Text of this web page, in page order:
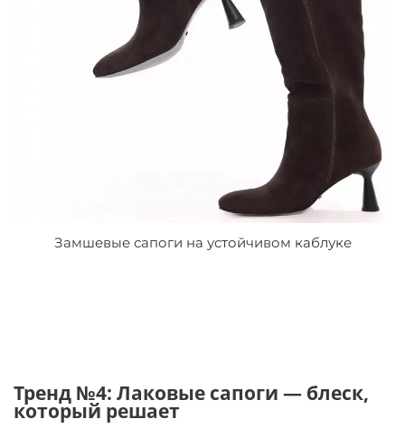
Замшевые сапоги на устойчивом каблуке
Тренд №4: Лаковые сапоги — блеск,
который решает